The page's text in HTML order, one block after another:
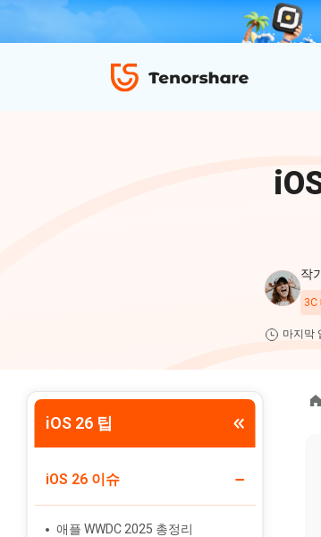
iAnyGo
iOS 18 베타 포함 150개 이상
ReiBoot - Android 시스
A-B-C 처럼 안드로이드 시스
비밀번호 없이 아이폰/아이
4uKey - 안드로이드 잠금
안드로이드 화면 비밀번호&
탈옥 필요없이 위치 조작하기
간단하고 안전한 시스템 마이
맥에서 Al를 사용하여 PDF 편
작
3C
마지막
iOS 26 팁
iOS 26 이슈
애플 WWDC 2025 총정리